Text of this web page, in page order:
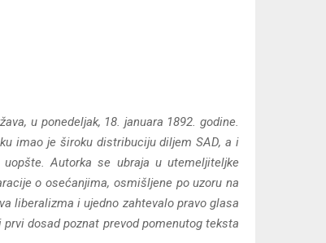
u ponedeljak, 18. januara 1892. godine.
imao je široku distribuciju diljem SAD, a i
Autorka se ubraja u utemeljiteljke
o osećanjima, osmišljene po uzoru na
liberalizma i ujedno zahtevalo pravo glasa
dosad poznat prevod pomenutog teksta